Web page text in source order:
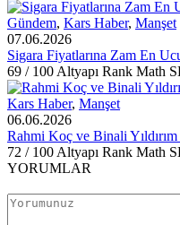
Gündem, Kars Haber, Manşet
07.06.2026
Sigara Fiyatlarına Zam En
69 / 100 Altyapı Rank Math
Kars Haber, Manşet
06.06.2026
Rahmi Koç ve Binali
72 / 100 Altyapı Rank Math
YORUMLAR